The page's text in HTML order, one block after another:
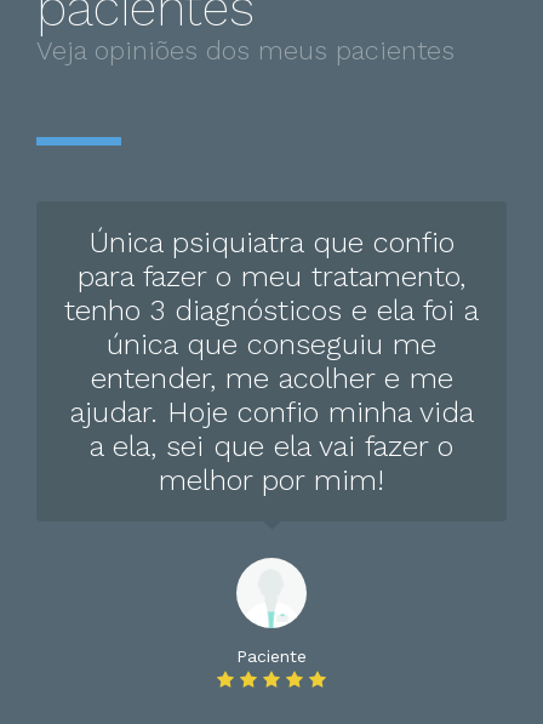
Alcoolismo
Automutilação
Autismo
Bulimia Nervosa
Comportamentos de risco
Delírio
Dependência De Heroína
Dependência tecnológica
Esquizofrenia Catatônica
Esquizofrenia Hebefrênica
Veja opiniões dos meus pacientes
Única psiquiatra que confio
para fazer o meu tratamento,
tenho 3 diagnósticos e ela foi a
única que conseguiu me
entender, me acolher e me
ajudar. Hoje confio minha vida
a ela, sei que ela vai fazer o
melhor por mim!
Paciente